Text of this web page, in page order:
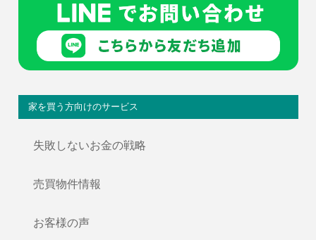
家を買う方向けのサービス
失敗しないお金の戦略
売買物件情報
お客様の声